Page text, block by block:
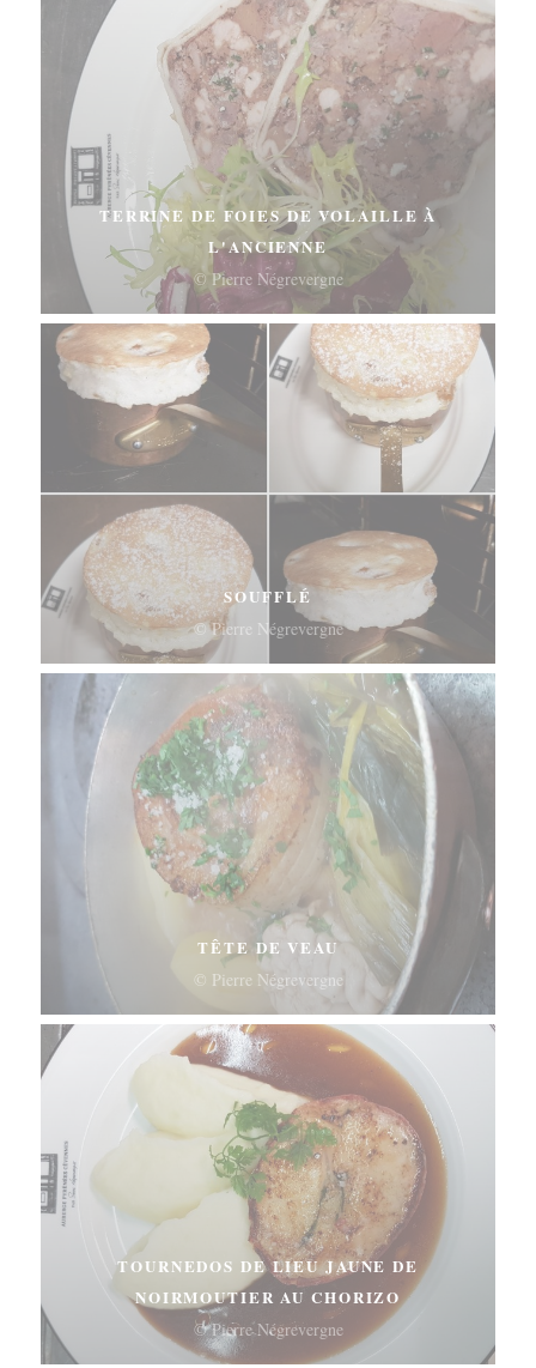
TERRINE DE FOIES DE VOLAILLE À
L'ANCIENNE
© Pierre Négrevergne
SOUFFLÉ
© Pierre Négrevergne
TÊTE DE VEAU
© Pierre Négrevergne
TOURNEDOS DE LIEU JAUNE DE
NOIRMOUTIER AU CHORIZO
© Pierre Négrevergne